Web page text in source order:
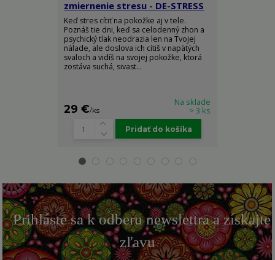
zmiernenie stresu - DE-STRESS
Keď stres cítiť na pokožke aj v tele.
Poznáš tie dni, keď sa celodenný zhon a
psychický tlak neodrazia len na Tvojej
nálade, ale doslova ich cítiš v napätých
svaloch a vidíš na svojej pokožke, ktorá
zostáva suchá, sivast...
29 €/ks
Na sklade
> 3 ks
Pridať do košíka
Prihláste sa k odberu newslettra a získajte
zľavu